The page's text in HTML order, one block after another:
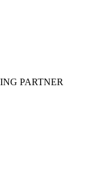
PARTNER